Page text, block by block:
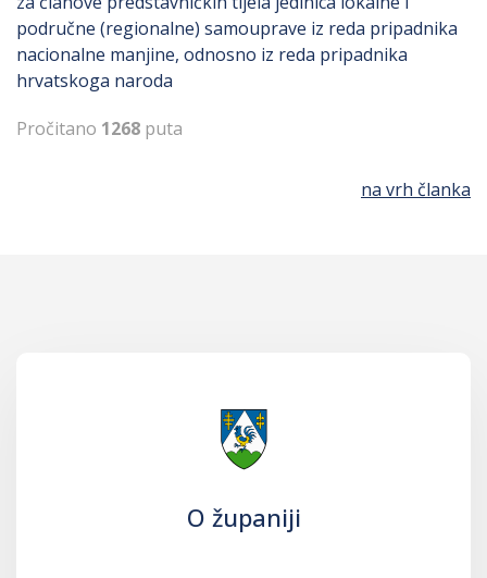
područne (regionalne) samouprave iz reda pripadnika
nacionalne manjine, odnosno iz reda pripadnika
hrvatskoga naroda
Pročitano 1268 puta
na vrh članka
O županiji